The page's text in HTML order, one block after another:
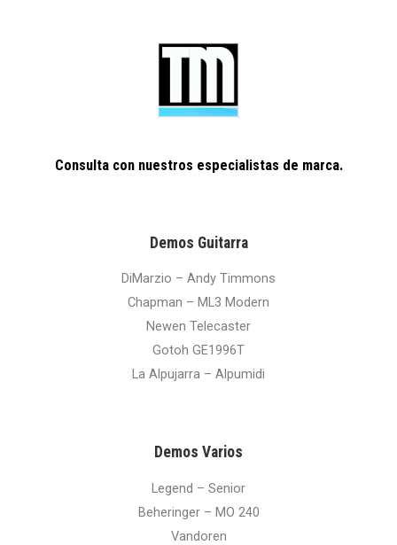
Consulta con nuestros especialistas de marca.
Demos Guitarra
DiMarzio – Andy Timmons
Chapman – ML3 Modern
Newen Telecaster
Gotoh GE1996T
La Alpujarra – Alpumidi
Demos Varios
Legend – Senior
Beheringer – MO 240
Vandoren